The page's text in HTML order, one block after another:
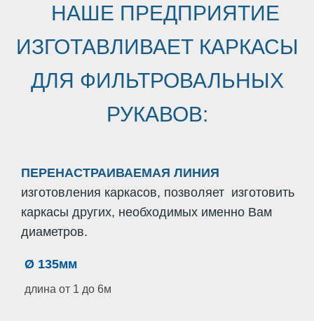
НАШЕ ПРЕДПРИЯТИЕ
ИЗГОТАВЛИВАЕТ КАРКАСЫ
ДЛЯ ФИЛЬТРОВАЛЬНЫХ
РУКАВОВ:
ПЕРЕНАСТРАИВАЕМАЯ ЛИНИЯ
изготовления каркасов, позволяет изготовить
каркасы других, необходимых именно Вам
диаметров.
Ø 135мм
длина от 1 до 6м